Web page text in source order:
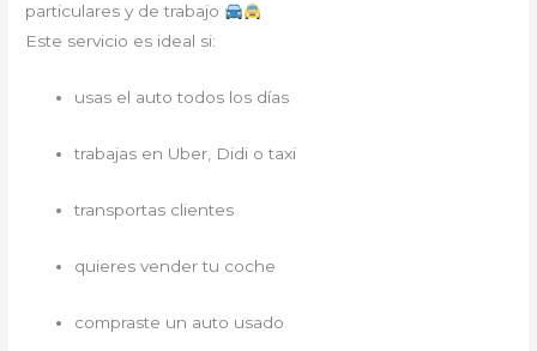
particulares y de trabajo
Este servicio es ideal si:
usas el auto todos los días
trabajas en Uber, Didi o taxi
transportas clientes
quieres vender tu coche
compraste un auto usado